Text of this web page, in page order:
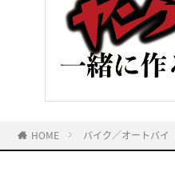
HOME バイク／オートバイ